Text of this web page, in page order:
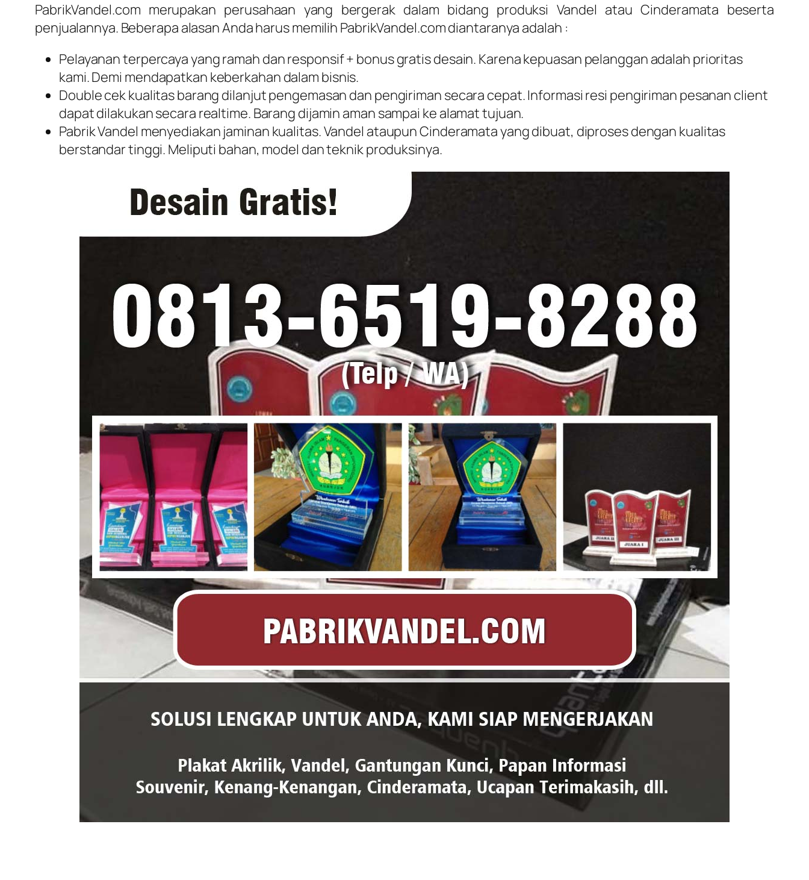
PabrikVandel.com merupakan perusahaan yang bergerak dalam bidang produksi Vandel atau Cinderamata beserta
penjualannya. Beberapa alasan Anda harus memilih PabrikVandel.com diantaranya adalah :
Pelayanan terpercaya yang ramah dan responsif + bonus gratis desain. Karena kepuasan pelanggan adalah prioritas
kami. Demi mendapatkan keberkahan dalam bisnis.
Double cek kualitas barang dilanjut pengemasan dan pengiriman secara cepat. Informasi resi pengiriman pesanan client
dapat dilakukan secara realtime. Barang dijamin aman sampai ke alamat tujuan.
Pabrik Vandel menyediakan jaminan kualitas. Vandel ataupun Cinderamata yang dibuat, diproses dengan kualitas
berstandar tinggi. Meliputi bahan, model dan teknik produksinya.